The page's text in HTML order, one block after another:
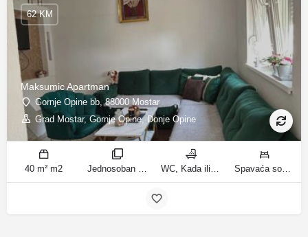
Maksumic Apartman
Gornje Opine bb, 88000 Mostar
Grad Mostar, Gornje Opine, Donje Opine
62 KM
40 m² m2